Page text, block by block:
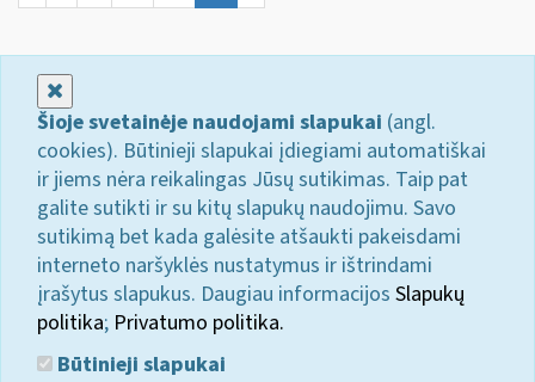
Šioje svetainėje naudojami slapukai (angl.
cookies). Būtinieji slapukai įdiegiami automatiškai
ir jiems nėra reikalingas Jūsų sutikimas. Taip pat
galite sutikti ir su kitų slapukų naudojimu. Savo
sutikimą bet kada galėsite atšaukti pakeisdami
interneto naršyklės nustatymus ir ištrindami
įrašytus slapukus. Daugiau informacijos Slapukų
politika; Privatumo politika.
Būtinieji slapukai